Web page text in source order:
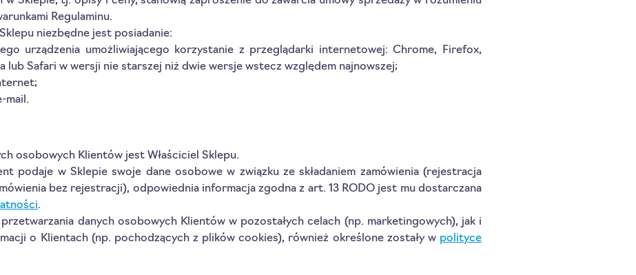
Regulaminu.
niezbędne jest posiadanie:
urządzenia umożliwiającego korzystanie z przeglądarki internetowej: Chrome, Firefox,
lub Safari w wersji nie starszej niż dwie wersje wstecz względem najnowszej;
mail.
osobowych Klientów jest Właściciel Sklepu.
podaje w Sklepie swoje dane osobowe w związku ze składaniem zamówienia (rejestracja
bez rejestracji), odpowiednia informacja zgodna z art. 13 RODO jest mu dostarczana
.
danych osobowych Klientów w pozostałych celach (np. marketingowych), jak i
o Klientach (np. pochodzących z plików cookies), również określone zostały w polityce